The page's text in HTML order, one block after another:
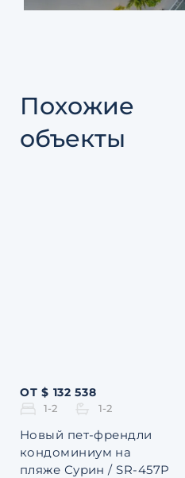
Похожие
объекты
ОТ $ 132 538
1-2 1-2
Новый пет-френдли
кондоминиум на
пляже Сурин / SR-457P